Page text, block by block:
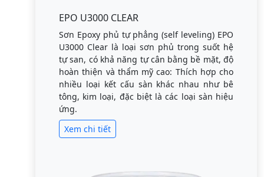
EPO U3000 CLEAR
Sơn Epoxy phủ tự phẳng (self leveling) EPO
U3000 Clear là loại sơn phủ trong suốt hệ
tự san, có khả năng tự cân bằng bề mặt, độ
hoàn thiện và thẩm mỹ cao: Thích hợp cho
nhiều loại kết cấu sàn khác nhau như bê
tông, kim loại, đặc biệt là các loại sàn hiệu
ứng.
Xem chi tiết